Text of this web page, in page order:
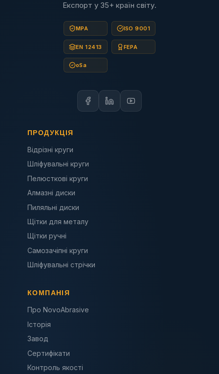
Експорт у 35+ країн світу.
MPA ISO 9001
EN 12413 FEPA
oSa
ПРОДУКЦІЯ
Відрізні круги
Шліфувальні круги
Пелюсткові круги
Алмазні диски
Пиляльні диски
Щітки для металу
Щітки ручні
Самозачіпні круги
Шліфувальні стрічки
КОМПАНІЯ
Про NovoAbrasive
Історія
Завод
Сертифікати
Контроль якості